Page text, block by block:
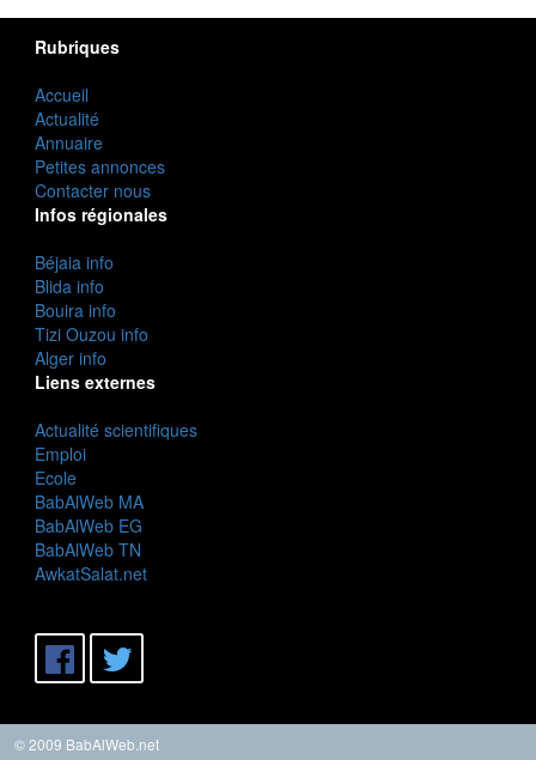
Rubriques
Accueil
Actualité
Annuaire
Petites annonces
Contacter nous
Infos régionales
Béjaia info
Blida info
Bouira info
Tizi Ouzou info
Alger info
Liens externes
Actualité scientifiques
Emploi
Ecole
BabAlWeb MA
BabAlWeb EG
BabAlWeb TN
AwkatSalat.net
© 2009 BabAlWeb.net